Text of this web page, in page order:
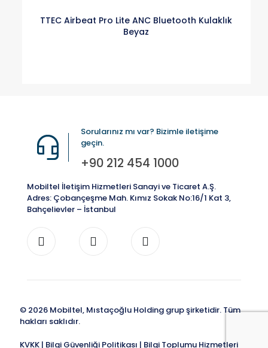
TTEC Airbeat Pro Lite ANC Bluetooth Kulaklık
Beyaz
Sorularınız mı var? Bizimle iletişime
geçin.
+90 212 454 1000
Mobiltel İletişim Hizmetleri Sanayi ve Ticaret A.Ş.
Adres: Çobançeşme Mah. Kımız Sokak No:16/1 Kat 3,
Bahçelievler – İstanbul
© 2026 Mobiltel, Mıstaçoğlu Holding grup şirketidir. Tüm
hakları saklıdır.
KVKK | Bilgi Güvenliği Politikası | Bilgi Toplumu Hizmetleri